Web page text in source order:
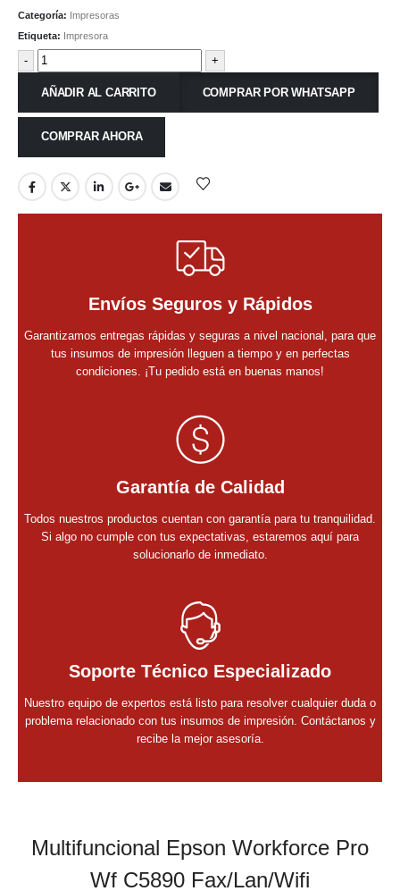
Categoría: Impresoras
Etiqueta: Impresora
- +
AÑADIR AL CARRITO COMPRAR POR WHATSAPP
COMPRAR AHORA
Envíos Seguros y Rápidos
Garantizamos entregas rápidas y seguras a nivel nacional, para que
tus insumos de impresión lleguen a tiempo y en perfectas
condiciones. ¡Tu pedido está en buenas manos!
Garantía de Calidad
Todos nuestros productos cuentan con garantía para tu tranquilidad.
Si algo no cumple con tus expectativas, estaremos aquí para
solucionarlo de inmediato.
Soporte Técnico Especializado
Nuestro equipo de expertos está listo para resolver cualquier duda o
problema relacionado con tus insumos de impresión. Contáctanos y
recibe la mejor asesoría.
Multifuncional Epson Workforce Pro
Wf C5890 Fax/Lan/Wifi